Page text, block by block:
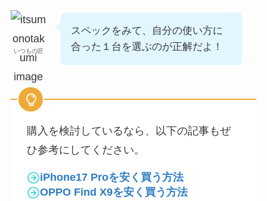
いつもの匠
スペックをみて、自分の使い方に
合った１台を選ぶのが正解だよ！
購入を検討しているなら、以下の記事もぜ
ひ参考にしてください。
iPhone17 Proを安く買う方法
OPPO Find X9を安く買う方法